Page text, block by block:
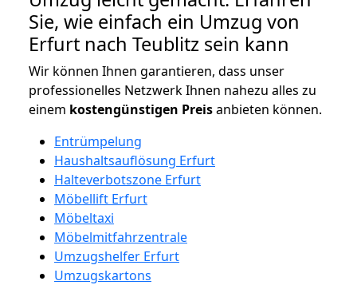
Sie, wie einfach ein Umzug von
Erfurt nach Teublitz sein kann
Wir können Ihnen garantieren, dass unser
professionelles Netzwerk Ihnen nahezu alles zu
einem kostengünstigen Preisanbieten können.
Entrümpelung
Haushaltsauflösung Erfurt
Halteverbotszone Erfurt
Möbellift Erfurt
Möbeltaxi
Möbelmitfahrzentrale
Umzugshelfer Erfurt
Umzugskartons